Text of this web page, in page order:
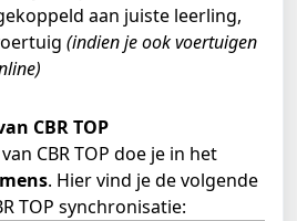
aan juiste leerling,
(indien je ook voertuigen
CBR TOP
CBR TOP doe je in het
. Hier vind je de volgende
TOP synchronisatie: